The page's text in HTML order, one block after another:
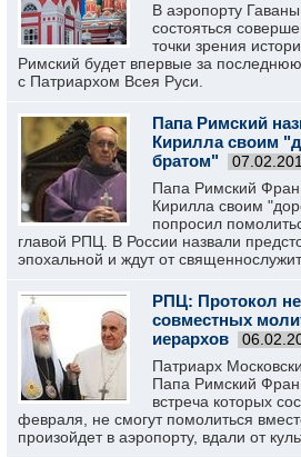
В аэропорту
состояться
точки зрения
Римский будет впервые за
с Патриархом Всея Руси.
Папа Римский
Кирилла своим
братом"
Папа Римский
Кирилла своим
попросил
главой РПЦ. В России назвали
эпохальной и ждут от
РПЦ: Протокол
совместных
иерархов
Патриарх
Папа Римский
встреча которых
февраля, не смогут помолиться
произойдет в аэропорту, вдали от